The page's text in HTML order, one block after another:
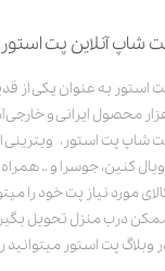
شاپ آنلاین پت استور
محصول ایرانی و
شاپ پت استور، ویترینی
کنین، جوسرا و ..
مورد نیاز پت خود را
درب منزل تحویل
وبلاگ پت استور